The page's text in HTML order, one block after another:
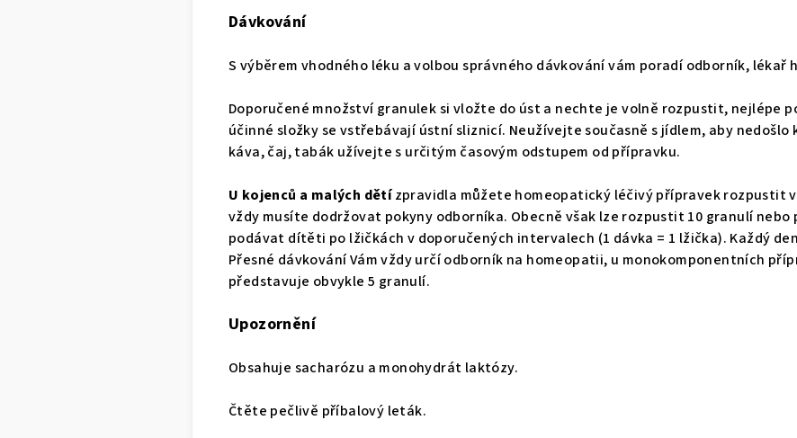
Dávkování
S výběrem vhodného léku a volbou správného dávkování vám poradí odborník, lékař
Doporučené množství granulek si vložte do úst a nechte je volně rozpustit, nejlépe
účinné složky se vstřebávají ústní sliznicí. Neužívejte současně s jídlem, aby
káva, čaj, tabák užívejte s určitým časovým odstupem od přípravku.
U kojenců a malých dětí zpravidla můžete homeopatický léčivý přípravek rozpustit
vždy musíte dodržovat pokyny odborníka. Obecně však lze rozpustit 10 granulí
podávat dítěti po lžičkách v doporučených intervalech (1 dávka = 1 lžička). Každý
Přesné dávkování Vám vždy určí odborník na homeopatii, u monokomponentních
představuje obvykle 5 granulí.
Upozornění
Obsahuje sacharózu a monohydrát laktózy.
Čtěte pečlivě příbalový leták.